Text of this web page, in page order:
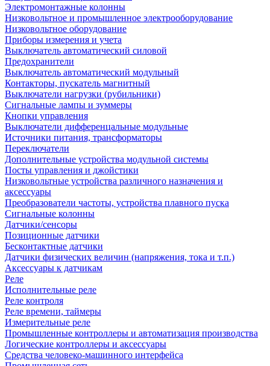
Электромонтажные колонны
Низковольтное и промышленное электрооборудование
Низковольтное оборудование
Приборы измерения и учета
Выключатель автоматический силовой
Предохранители
Выключатель автоматический модульный
Контакторы, пускатель магнитный
Выключатели нагрузки (рубильники)
Сигнальные лампы и зуммеры
Кнопки управления
Выключатели дифференцальные модульные
Источники питания, трансформаторы
Переключатели
Дополнительные устройства модульной системы
Посты управления и джойстики
Низковольтные устройства различного назначения и
аксессуары
Преобразователи частоты, устройства плавного пуска
Сигнальные колонны
Датчики/сенсоры
Позиционные датчики
Бесконтактные датчики
Датчики физических величин (напряжения, тока и т.п.)
Аксессуары к датчикам
Реле
Исполнительные реле
Реле контроля
Реле времени, таймеры
Измерительные реле
Промышленные контроллеры и автоматизация производства
Логические контроллеры и аксессуары
Средства человеко-машинного интерфейса